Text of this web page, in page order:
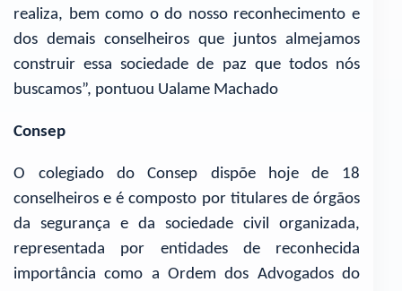
realiza, bem como o do nosso reconhecimento e
dos demais conselheiros que juntos almejamos
construir essa sociedade de paz que todos nós
buscamos”, pontuou Ualame Machado
Consep
O colegiado do Consep dispõe hoje de 18
conselheiros e é composto por titulares de órgãos
da segurança e da sociedade civil organizada,
representada por entidades de reconhecida
importância como a Ordem dos Advogados do